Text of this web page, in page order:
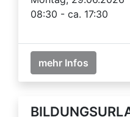
08:30 - ca. 17:30
mehr Infos